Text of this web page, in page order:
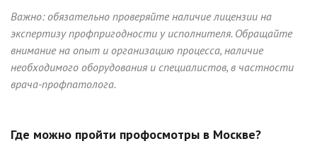
Важно: обязательно проверяйте наличие лицензии на
экспертизу профпригодности у исполнителя. Обращайте
внимание на опыт и организацию процесса, наличие
необходимого оборудования и специалистов, в частности
врача-профпатолога.
Где можно пройти профосмотры в Москве?